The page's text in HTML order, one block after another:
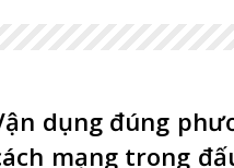
dụng đúng
mạng trong